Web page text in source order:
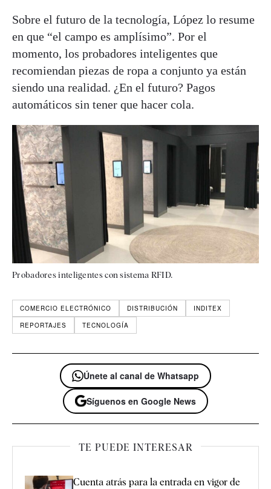
Sobre el futuro de la tecnología, López lo resume
en que “el campo es amplísimo”. Por el
momento, los probadores inteligentes que
recomiendan piezas de ropa a conjunto ya están
siendo una realidad. ¿En el futuro? Pagos
automáticos sin tener que hacer cola.
Probadores inteligentes con sistema RFID.
COMERCIO ELECTRÓNICO DISTRIBUCIÓN
INDITEX
REPORTAJES
TECNOLOGÍA
Únete al canal de Whatsapp
Síguenos en Google News
TE PUEDE INTERESAR
Cuenta atrás para la entrada en vigor de